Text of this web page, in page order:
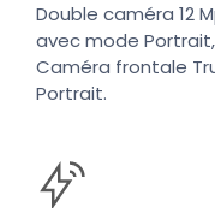
Double caméra 12
avec mode Portrait,
Caméra frontale
Portrait.